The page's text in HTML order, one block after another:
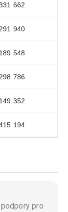
662
940
548
786
352
194
pro